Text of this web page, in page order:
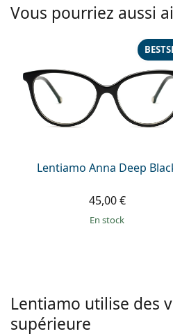
Marc Jacobs
Prada
Toutes les marques
02 446 01 11
Vous pourriez aussi
Lentiamo Anna Deep
45,00 €
en stock
Lentiamo utilise des
supérieure